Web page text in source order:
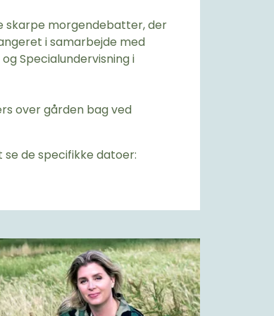
skarpe morgendebatter, der
i samarbejde med
Specialundervisning i
over gården bag ved
de specifikke datoer: